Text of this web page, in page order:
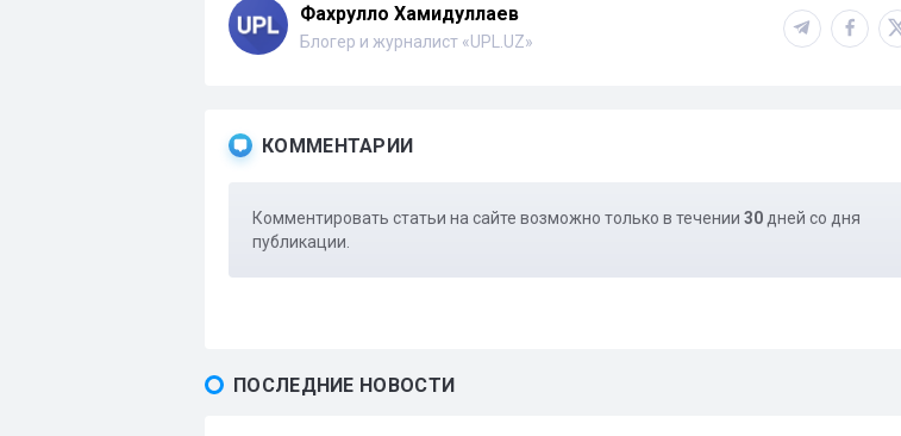
Фахрулло Хамидуллаев
Блогер и журналист «UPL.UZ»
КОММЕНТАРИИ
Комментировать статьи на сайте возможно только в течении 30 дней со дня
публикации.
ПОСЛЕДНИЕ НОВОСТИ